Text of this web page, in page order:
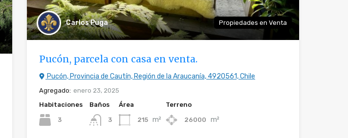
Carlos Puga Propiedades en Venta
Pucón, parcela con casa en venta.
Pucón, Provincia de Cautín, Región de la Araucanía, 4920561, Chile
Agregado: enero 23, 2025
Habitaciones
3
Baños
3
Área
215 m²
Terreno
26000 m²